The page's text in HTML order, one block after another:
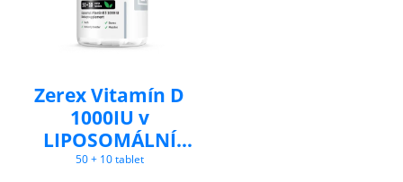
Zerex Vitamín D
1000IU v
LIPOSOMÁLNÍ
formě
50 + 10 tablet